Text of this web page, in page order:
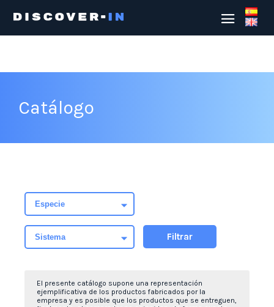
Catálogo
Filtrar
El presente catálogo supone una representación
ejemplificativa de los productos fabricados por la
empresa y es posible que los productos que se entreguen,